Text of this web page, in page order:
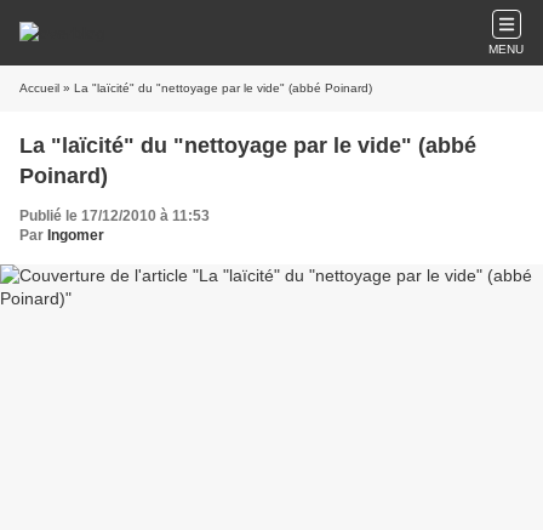
MENU
Accueil » La "laïcité" du "nettoyage par le vide" (abbé Poinard)
La "laïcité" du "nettoyage par le vide" (abbé
Poinard)
Publié le 17/12/2010 à 11:53
Par Ingomer